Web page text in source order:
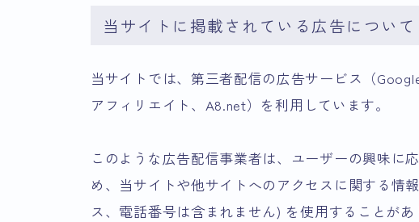
当サイトに掲載されている広告について
当サイトでは、第三者配信の広告サービス（
アフィリエイト、A8.net）を利用しています。
このような広告配信事業者は、ユーザーの興味に
め、当サイトや他サイトへのアクセスに関する情
ス、電話番号は含まれません) を使用することがあ